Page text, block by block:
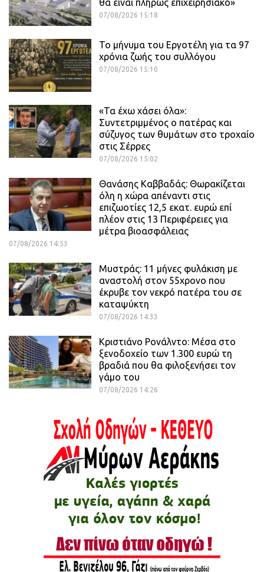
θα είναι πλήρως επιχειρησιακό»
07/08/2026 15:18
Το μήνυμα του Εργοτέλη για τα 97
χρόνια ζωής του συλλόγου
07/08/2026 15:10
«Τα έχω χάσει όλα»:
Συντετριμμένος ο πατέρας και
σύζυγος των θυμάτων στο τροχαίο
στις Σέρρες
07/08/2026 15:02
Θανάσης Καββαδάς: Θωρακίζεται
όλη η χώρα απέναντι στις
επιζωοτίες 12,5 εκατ. ευρώ επί
πλέον στις 13 Περιφέρειες για
μέτρα βιοασφάλειας
07/08/2026 14:53
Μυστράς: 11 μήνες φυλάκιση με
αναστολή στον 55χρονο που
έκρυβε τον νεκρό πατέρα του σε
καταψύκτη
07/08/2026 14:33
Κριστιάνο Ρονάλντο: Μέσα στο
ξενοδοχείο των 1.300 ευρώ τη
βραδιά που θα φιλοξενήσει τον
γάμο του
07/08/2026 14:26